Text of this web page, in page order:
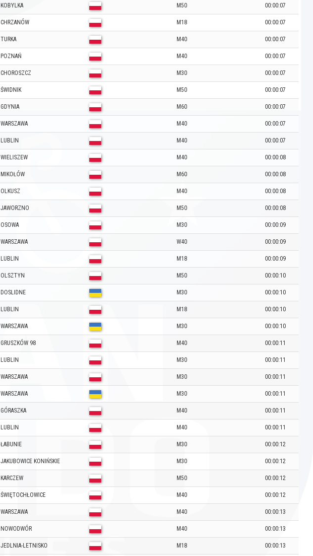
KOBYLKA M50 00:00:07
CHRZANÓW M18 00:00:07
TURKA M40 00:00:07
POZNAŃ M40 00:00:07
CHOROSZCZ M30 00:00:07
ŚWIDNIK M50 00:00:07
GDYNIA M60 00:00:07
WARSZAWA M40 00:00:07
LUBLIN M40 00:00:07
WIELISZEW M40 00:00:08
MIKOŁÓW M60 00:00:08
OLKUSZ M40 00:00:08
JAWORZNO M50 00:00:08
OSOWA M30 00:00:09
WARSZAWA W40 00:00:09
LUBLIN M18 00:00:09
OLSZTYN M50 00:00:10
DOSLIDNE M30 00:00:10
LUBLIN M18 00:00:10
WARSZAWA M30 00:00:10
GRUSZKÓW 98 M40 00:00:11
LUBLIN M30 00:00:11
WARSZAWA M30 00:00:11
WARSZAWA M30 00:00:11
GÓRASZKA M40 00:00:11
LUBLIN M40 00:00:11
ŁABUNIE M30 00:00:12
JAKUBOWICE KONIŃSKIE M30 00:00:12
KARCZEW M50 00:00:12
ŚWIĘTOCHŁOWICE M40 00:00:12
WARSZAWA M40 00:00:13
NOWODWÓR M40 00:00:13
JEDLNIA-LETNISKO M18 00:00:13